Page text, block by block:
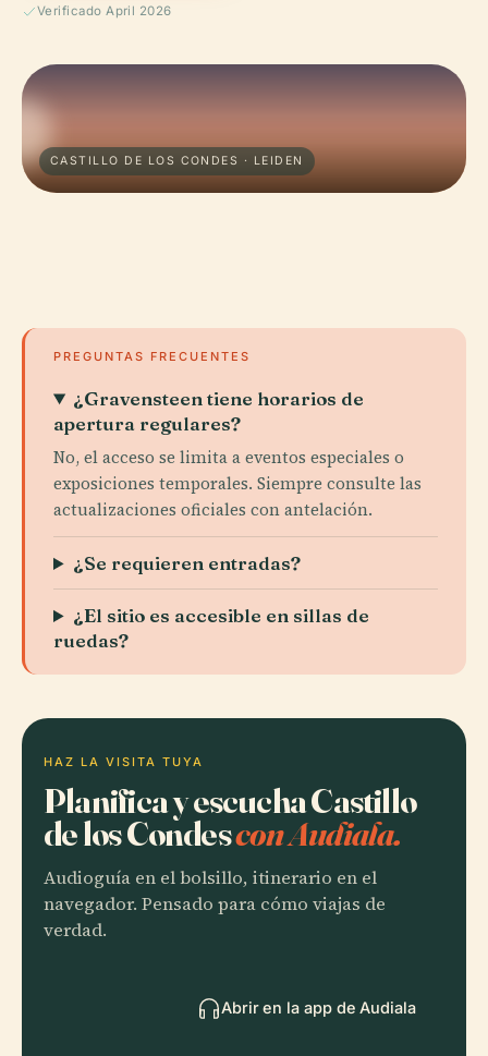
Verificado April 2026
CASTILLO DE LOS CONDES · LEIDEN
PREGUNTAS FRECUENTES
¿Gravensteen tiene horarios de
apertura regulares?
No, el acceso se limita a eventos especiales o
exposiciones temporales. Siempre consulte las
actualizaciones oficiales con antelación.
¿Se requieren entradas?
¿El sitio es accesible en sillas de
ruedas?
HAZ LA VISITA TUYA
Planifica y escucha Castillo
de los Condescon Audiala.
Audioguía en el bolsillo, itinerario en el
navegador. Pensado para cómo viajas de
verdad.
Abrir en la app de Audiala